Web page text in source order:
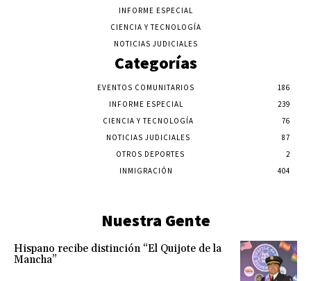
INFORME ESPECIAL
CIENCIA Y TECNOLOGÍA
NOTICIAS JUDICIALES
Categorías
EVENTOS COMUNITARIOS
186
INFORME ESPECIAL
239
CIENCIA Y TECNOLOGÍA
76
NOTICIAS JUDICIALES
87
OTROS DEPORTES
2
INMIGRACIÓN
404
Nuestra Gente
Hispano recibe distinción “El Quijote de la
Mancha”